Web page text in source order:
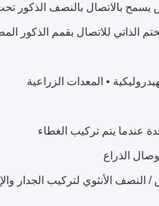
الذاتي للاتصال بقمم الذكور
• المعدات الزراعية
عندما يتم تركيب الغطاء
الأنثوي لتركيب الجدار